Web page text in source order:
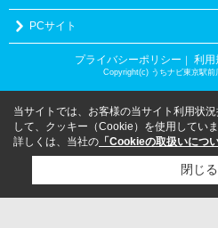
PCサイト
プライバシーポリシー 利用
Copyright(c) うちナビ東京駅
当サイトでは、お客様の当サイト利用状
して、クッキー（Cookie）を使用していま
詳しくは、当社の 「Cookieの取扱いについ
閉じる